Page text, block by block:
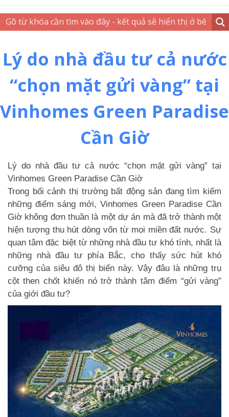
Lý do nhà đầu tư cả nước
“chọn mặt gửi vàng” tại
Vinhomes Green Paradise
Cần Giờ
Lý do nhà đầu tư cả nước “chọn mặt gửi vàng” tại
Vinhomes Green Paradise Cần Giờ
Trong bối cảnh thị trường bất động sản đang tìm kiếm
những điểm sáng mới, Vinhomes Green Paradise Cần
Giờ không đơn thuần là một dự án mà đã trở thành một
hiện tượng thu hút dòng vốn từ mọi miền đất nước. Sự
quan tâm đặc biệt từ những nhà đầu tư khó tính, nhất là
những nhà đầu tư phía Bắc, cho thấy sức hút khó
cưỡng của siêu đô thị biển này. Vậy đâu là những trụ
cột then chốt khiến nó trở thành tâm điểm “gửi vàng”
của giới đầu tư?